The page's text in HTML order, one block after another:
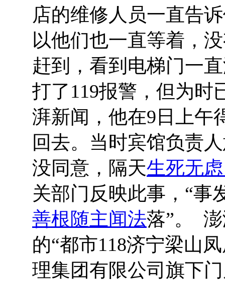
店的维修人员一直告
以他们也一直等着，
赶到，看到电梯门一
打了119报警，但为
湃新闻，他在9日上午
回去。当时宾馆负责
没同意，隔天生死无
关部门反映此事，“事
善根随主闻法落”。
的“都市118济宁梁山
理集团有限公司旗下